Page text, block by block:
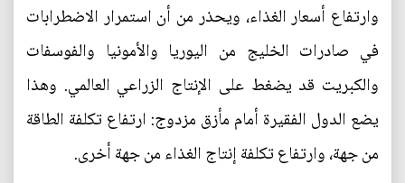
وارتفاع أسعار الغذاء، ويحذر من أن استمرار الاضطرابات
في صادرات الخليج من اليوريا والأمونيا والفوسفات
والكبريت قد يضغط على الإنتاج الزراعي العالمي. وهذا
يضع الدول الفقيرة أمام مأزق مزدوج: ارتفاع تكلفة الطاقة
من جهة، وارتفاع تكلفة إنتاج الغذاء من جهة أخرى.